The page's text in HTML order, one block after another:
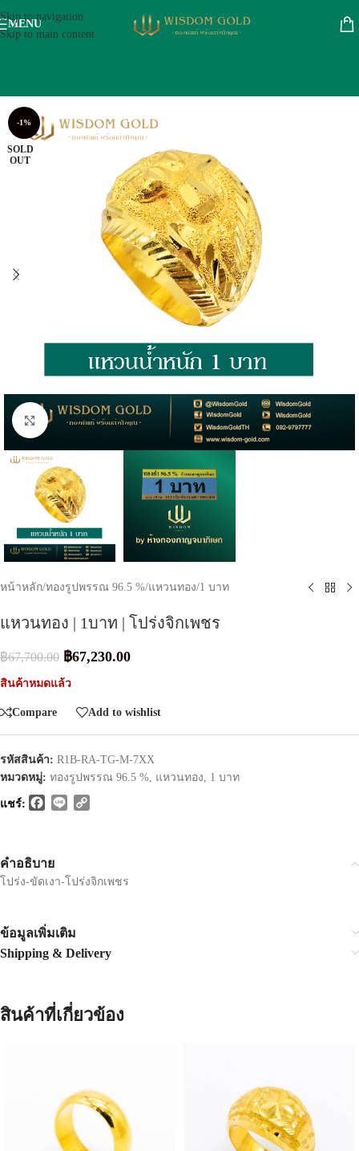
Skip to navigation
Skip to main content
MENU
-1%
SOLD
OUT
Click to enlarge
หน้าหลัก/ทองรูปพรรณ 96.5 %/แหวนทอง/1 บาท
แหวนทอง | 1บาท | โปร่งจิกเพชร
฿67,700.00 ฿67,230.00
สินค้าหมดแล้ว
Compare Add to wishlist
รหัสสินค้า: R1B-RA-TG-M-7XX
หมวดหมู่: ทองรูปพรรณ 96.5 %, แหวนทอง, 1 บาท
แชร์: Facebook
Line
คำอธิบาย
โปร่ง-ขัดเงา-โปร่งจิกเพชร
ข้อมูลเพิ่มเติม
Shipping & Delivery
สินค้าที่เกี่ยวข้อง